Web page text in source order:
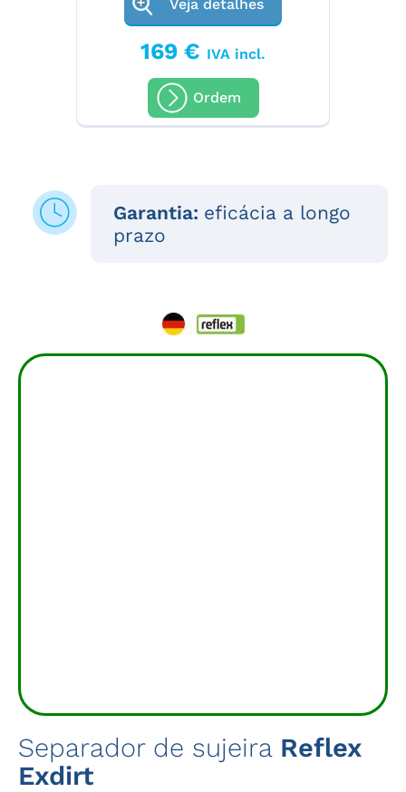
Veja detalhes
169 € IVA incl.
Ordem
Garantia: eficácia a longo
prazo
Separador de sujeira Reflex
Exdirt